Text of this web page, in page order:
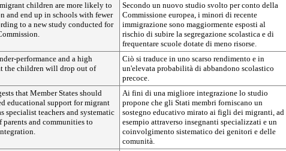
children are more likely to
and end up in schools with fewer
to a new study conducted for
Secondo un nuovo studio svolto per conto della
Commissione europea, i minori di recente
immigrazione sono maggiormente esposti al
rischio di subire la segregazione scolastica e di
frequentare scuole dotate di meno risorse.
performance and a high
the children will drop out of
Ciò si traduce in uno scarso rendimento e in
un'elevata probabilità di abbandono scolastico
precoce.
that Member States should
educational support for migrant
specialist teachers and systematic
and communities to
Ai fini di una migliore integrazione lo studio
propone che gli Stati membri forniscano un
sostegno educativo mirato ai figli dei migranti, ad
esempio attraverso insegnanti specializzati e un
coinvolgimento sistematico dei genitori e delle
comunità.